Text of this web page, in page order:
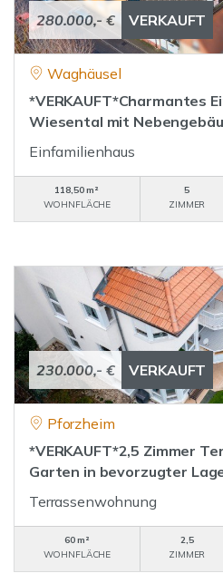
280.000,- € VERKAUFT
Waghäusel
*VERKAUFT*Charmantes
Wiesental mit
Einfamilienhaus
118,50 m²
WOHNFLÄCHE
5
ZIMMER
230.000,- € VERKAUFT
Pforzheim
*VERKAUFT*2,5 Zimmer
Garten in bevorzugter
Terrassenwohnung
60 m²
WOHNFLÄCHE
2,5
ZIMMER